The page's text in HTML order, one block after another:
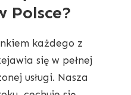
Polsce?
każdego z
się w pełnej
usługi. Nasza